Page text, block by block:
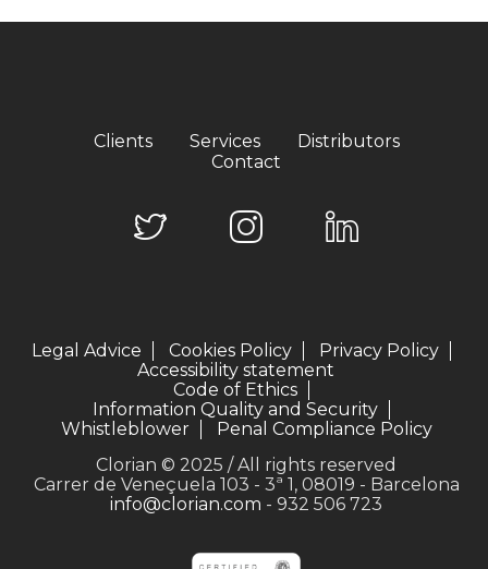
Clients Services
Distributors
Contact
Legal Advice Cookies Policy
Privacy Policy
Accessibility statement
Code of Ethics
Information Quality and Security
Whistleblower
Penal Compliance Policy
Clorian © 2025 / All rights reserved
Carrer de Veneçuela 103 - 3ª 1, 08019 - Barcelona
info@clorian.com - 932 506 723